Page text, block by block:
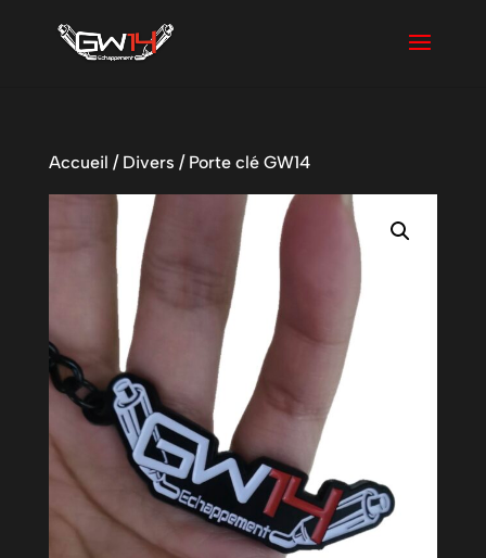
Accueil / Divers / Porte clé GW14